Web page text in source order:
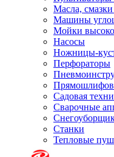
Масла,
Машины
Мойки
Насосы
Ножницы-
Перфораторы
Садовая
Сварочные
Станки
Тепловые